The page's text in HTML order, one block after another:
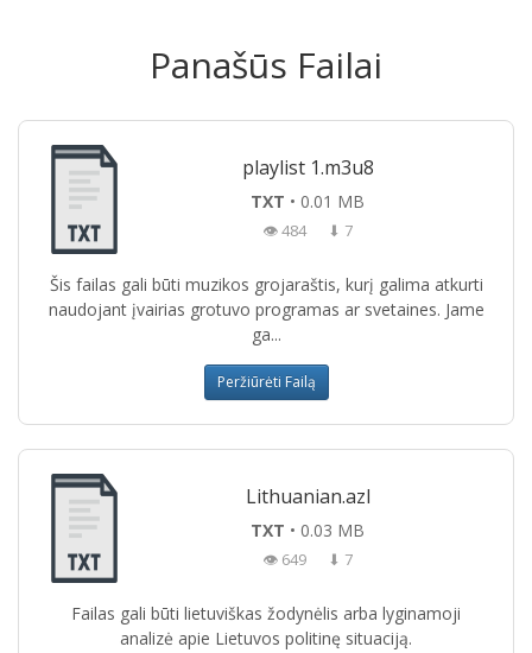
Panašūs Failai
playlist 1.m3u8
TXT • 0.01 MB
👁 484 ⬇ 7
Šis failas gali būti muzikos grojaraštis, kurį galima atkurti
naudojant įvairias grotuvo programas ar svetaines. Jame
ga...
Peržiūrėti Failą
Lithuanian.azl
TXT • 0.03 MB
👁 649 ⬇ 7
Failas gali būti lietuviškas žodynėlis arba lyginamoji
analizė apie Lietuvos politinę situaciją.